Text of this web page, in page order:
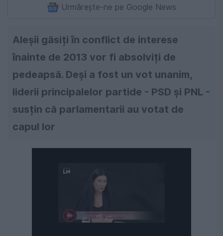
Urmărește-ne pe Google News
Aleșii găsiți în conflict de interese
înainte de 2013 vor fi absolviți de
pedeapsă. Deși a fost un vot unanim,
liderii principalelor partide - PSD și PNL -
susțin că parlamentarii au votat de
capul lor